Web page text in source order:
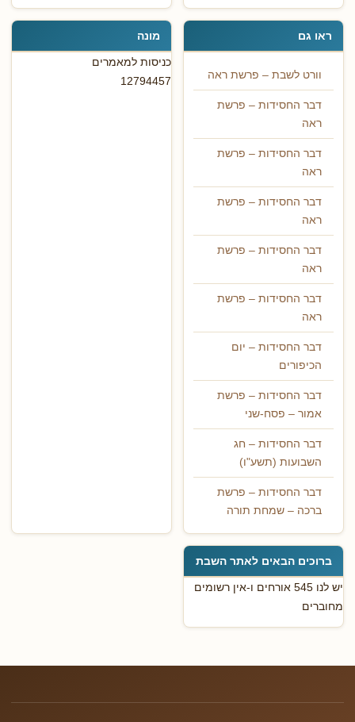
ראו גם
וורט לשבת – פרשת ראה
דבר החסידות – פרשת
ראה
דבר החסידות – פרשת
ראה
דבר החסידות – פרשת
ראה
דבר החסידות – פרשת
ראה
דבר החסידות – פרשת
ראה
דבר החסידות – יום
הכיפורים
דבר החסידות – פרשת
אמור – פסח-שני
דבר החסידות – חג
השבועות (תשע"ו)
דבר החסידות – פרשת
ברכה – שמחת תורה
מונה
כניסות למאמרים
12794457
ברוכים הבאים לאתר השבת
יש לנו 545 אורחים ו-אין רשומים
מחוברים